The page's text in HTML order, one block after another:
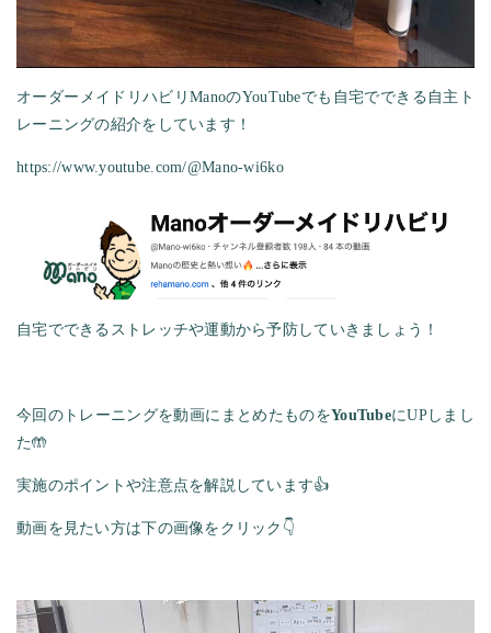
オーダーメイドリハビリManoのYouTubeでも自宅でできる自主ト
レーニングの紹介をしています！
https://www.youtube.com/@Mano-wi6ko
自宅でできるストレッチや運動から予防していきましょう！
今回のトレーニングを動画にまとめたものをYouTubeにUPしまし
た🤲
実施のポイントや注意点を解説しています👍
動画を見たい方は下の画像をクリック👇